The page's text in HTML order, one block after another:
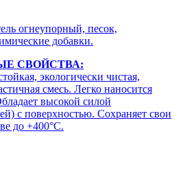
огнеупорный, песок,
добавки.
СВОЙСТВА:
экологически чистая,
смесь. Легко наносится
высокой силой
с поверхностью. Сохраняет свои
до +400°С.